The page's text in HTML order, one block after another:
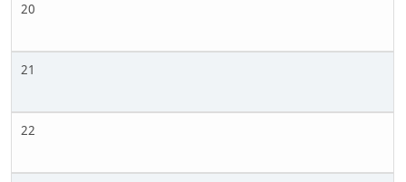
20
21
22